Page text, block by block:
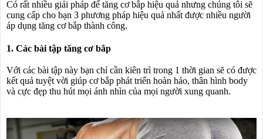
Có rất nhiều giải pháp để tăng cơ bắp hiệu quả nhưng chúng tôi sẽ
cung cấp cho bạn 3 phương pháp hiệu quả nhất được nhiều người
áp dụng tăng cơ bắp thành công.
1. Các bài tập tăng cơ bắp
Với các bài tập này bạn chỉ cần kiên trì trong 1 thời gian sẽ có được
kết quả tuyệt vời giúp cơ bắp phát triển hoàn hảo, thân hình body
và cực đẹp thu hút mọi ánh nhìn của mọi người xung quanh.